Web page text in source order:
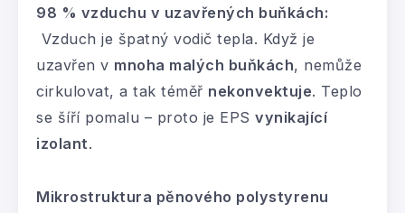
98 % vzduchu v uzavřených buňkách:
Vzduch je špatný vodič tepla. Když je
uzavřen v mnoha malých buňkách, nemůže
cirkulovat, a tak téměř nekonvektuje. Teplo
se šíří pomalu – proto je EPS vynikající
izolant.
Mikrostruktura pěnového polystyrenu